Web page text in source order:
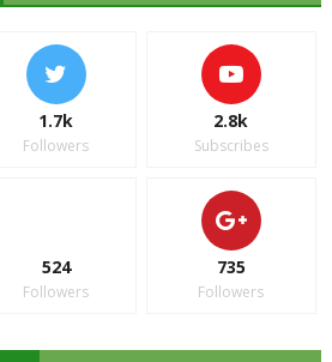
1.7k
Followers
2.8k
Subscribes
524
Followers
735
Followers